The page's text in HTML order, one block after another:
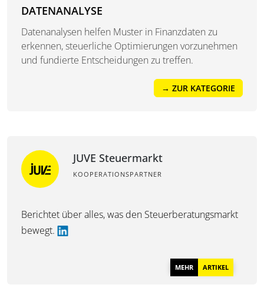
DATENANALYSE
Datenanalysen helfen Muster in Finanzdaten zu
erkennen, steuerliche Optimierungen vorzunehmen
und fundierte Entscheidungen zu treffen.
→ ZUR KATEGORIE
JUVE Steuermarkt
KOOPERATIONSPARTNER
Berichtet über alles, was den Steuerberatungsmarkt
bewegt.
MEHR ARTIKEL